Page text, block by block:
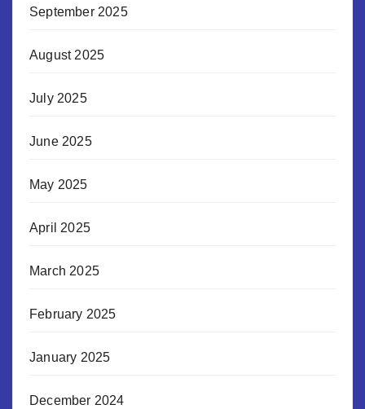
September 2025
August 2025
July 2025
June 2025
May 2025
April 2025
March 2025
February 2025
January 2025
December 2024